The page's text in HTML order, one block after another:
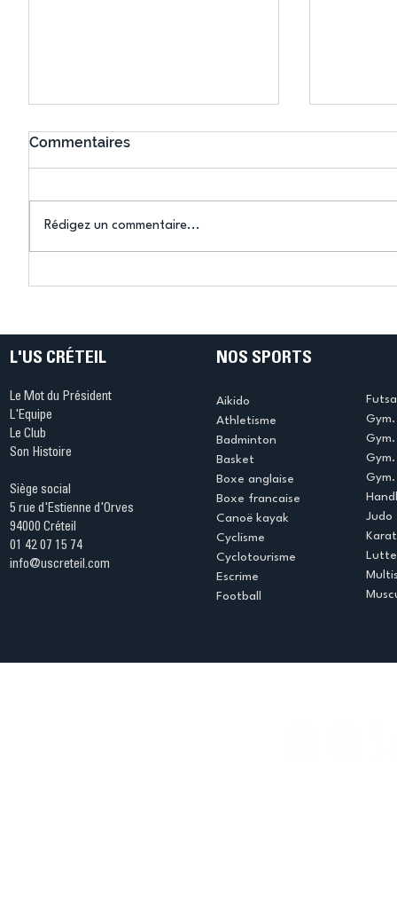
Ping ? Quand le tennis de
termine
Commentaires
Rédigez un commentaire...
L'US CRÉTEIL
Le Mot du Président
L'Equipe
Le Club
Son Histoire
Siège social
5 rue d'Estienne d'Orves
94000 Créteil
01 42 07 15 74
info@uscreteil.com
NOS SPORTS
Aikido
Athletisme
Badminton
Basket
Boxe anglaise
Boxe francaise
Canoë kayak
Cyclisme
Cyclotourisme
Escrime
Football
Judo
Lutte